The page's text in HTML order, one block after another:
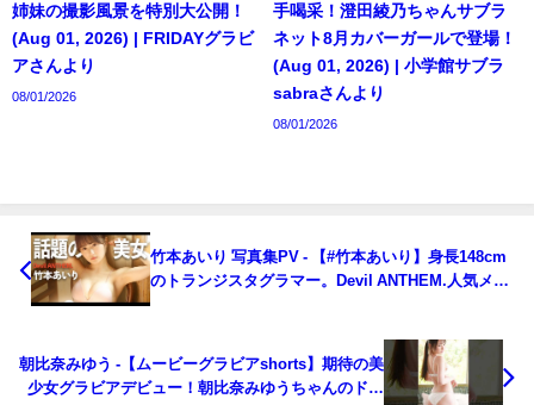
姉妹の撮影風景を特別大公開！
(Aug 01, 2026) | FRIDAYグラビ
アさんより
08/01/2026
手喝采！澄田綾乃ちゃんサブラ
ネット8月カバーガールで登場！
(Aug 01, 2026) | 小学館サブラ
sabraさんより
08/01/2026
竹本あいり 写真集PV - 【#竹本あいり】身長148cm
のトランジスタグラマー。Devil ANTHEM.人気メン
朝比奈みゆう -【ムービーグラビアshorts】期待の美
少女グラビアデビュー！朝比奈みゆうちゃんのドー